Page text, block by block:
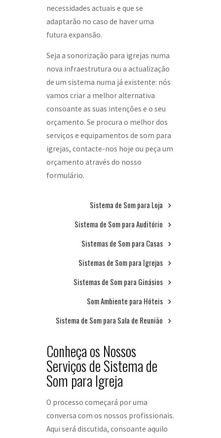
necessidades actuais e que se
adaptarão no caso de haver uma
futura expansão.
Seja a sonorização para igrejas numa
nova infraestrutura ou a actualização
de um sistema numa já existente: nós
vamos criar a melhor alternativa
consoante as suas intenções e o seu
orçamento. Se procura o melhor dos
serviços e equipamentos de som para
igrejas, contacte-nos hoje ou peça um
orçamento através do nosso
formulário.
Sistema de Som para Loja
Sistema de Som para Auditório
Sistemas de Som para Casas
Sistemas de Som para Igrejas
Sistemas de Som para Ginásios
Som Ambiente para Hóteis
Sistema de Som para Sala de Reunião
Conheça os Nossos
Serviços de Sistema de
Som para Igreja
O processo começará por uma
conversa com os nossos profissionais.
Aqui será discutida, consoante aquilo